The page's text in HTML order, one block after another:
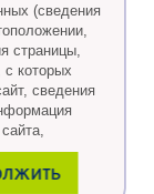
(сведения
страницы,
с которых
сведения